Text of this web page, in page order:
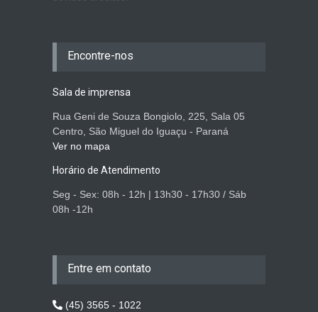
Encontre-nos
Sala de imprensa
Rua Geni de Souza Bongiolo, 225, Sala 05
Centro, São Miguel do Iguaçu - Paraná
Ver no mapa
Horário de Atendimento
Seg - Sex: 08h - 12h | 13h30 - 17h30 / Sáb
08h -12h
Entre em contato
(45) 3565 - 1022